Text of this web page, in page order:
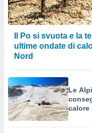
Il Po si svuota e la
ultime ondate di
Nord
Le
calore